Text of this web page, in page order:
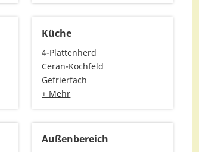
Küche
4-Plattenherd
Ceran-Kochfeld
Gefrierfach
+ Mehr
Außenbereich